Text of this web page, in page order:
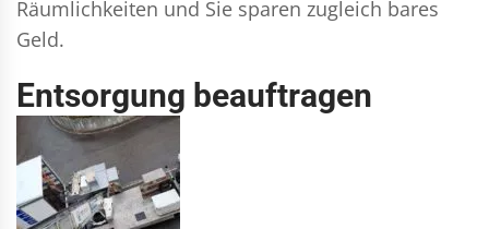
Räumlichkeiten und Sie sparen zugleich bares
Geld.
Entsorgung beauftragen